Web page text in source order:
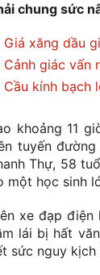
chung sức
Giá xăng dầu
Cảnh giác vấn
Cầu kính bạch
khoảng 11
tuyến
Thự, 58
một học sinh
xe đạp
lái bị hất
sức nguy